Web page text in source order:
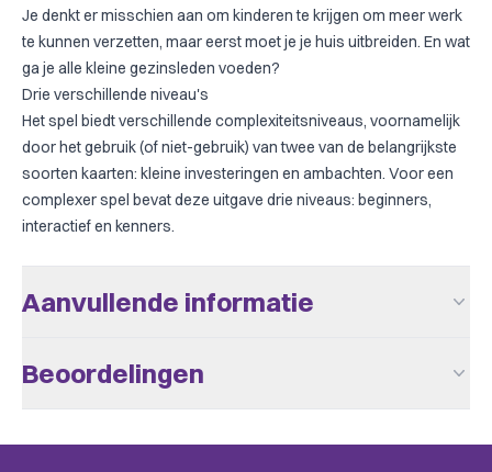
Je denkt er misschien aan om kinderen te krijgen om meer werk
te kunnen verzetten, maar eerst moet je je huis uitbreiden. En wat
ga je alle kleine gezinsleden voeden?
Drie verschillende niveau's
Het spel biedt verschillende complexiteitsniveaus, voornamelijk
door het gebruik (of niet-gebruik) van twee van de belangrijkste
soorten kaarten: kleine investeringen en ambachten. Voor een
complexer spel bevat deze uitgave drie niveaus: beginners,
interactief en kenners.
Aanvullende informatie
Beoordelingen